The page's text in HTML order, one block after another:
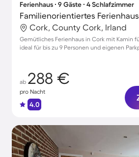
Ferienhaus ∙ 9 Gäste ∙ 4 Schlafzimmer
Familienorientiertes Ferienhaus
Cork, County Cork, Irland
Gemütliches Ferienhaus in Cork mit Kamin
ideal für bis zu 9 Personen und eigenen
ab 288 €
pro Nacht
4.0